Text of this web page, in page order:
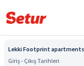
Lekki Footprint
Giriş - Çıkış Tarihleri